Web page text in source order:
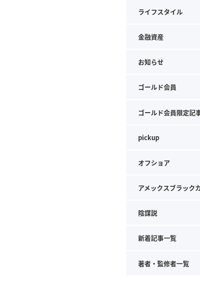
ライフスタイル
金融資産
お知らせ
ゴールド会員
ゴールド会員限定記
pickup
オフショア
アメックスブラック
陰謀説
新着記事一覧
著者・監修者一覧